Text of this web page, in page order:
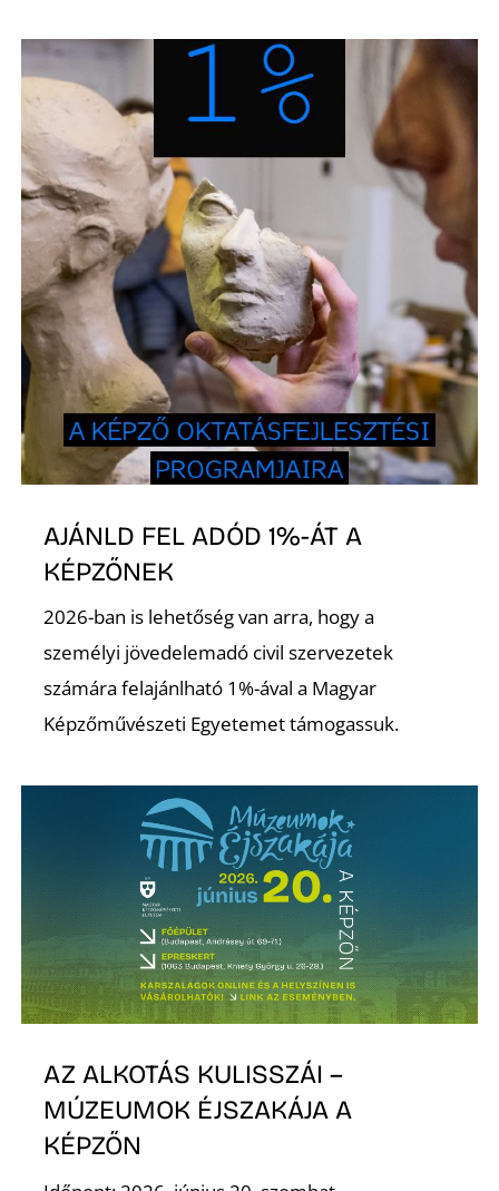
AJÁNLD FEL ADÓD 1%-ÁT A
KÉPZŐNEK
2026-ban is lehetőség van arra, hogy a
személyi jövedelemadó civil szervezetek
számára felajánlható 1%-ával a Magyar
Képzőművészeti Egyetemet támogassuk.
AZ ALKOTÁS KULISSZÁI –
MÚZEUMOK ÉJSZAKÁJA A
KÉPZŐN